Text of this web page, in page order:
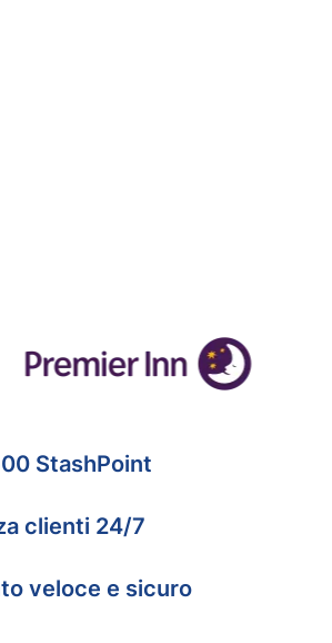
StashPoint
clienti 24/7
veloce e sicuro